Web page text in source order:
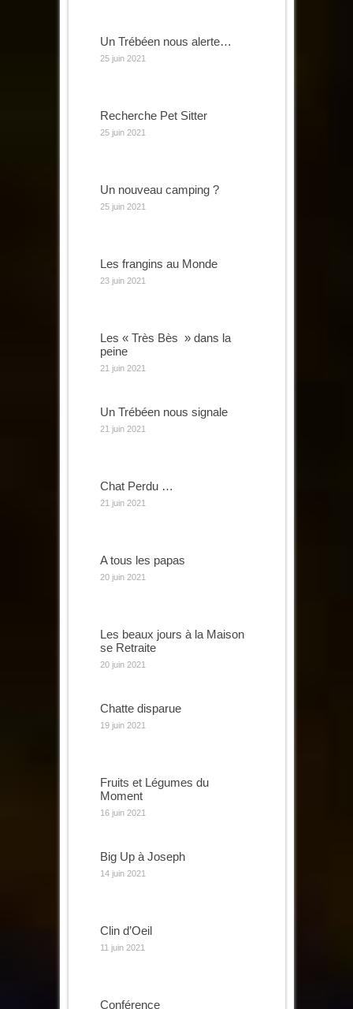
Un Trébéen nous alerte…
25 juin 2021
Recherche Pet Sitter
25 juin 2021
Un nouveau camping ?
25 juin 2021
Les frangins au Monde
23 juin 2021
Les « Très Bès » dans la
peine
21 juin 2021
Un Trébéen nous signale
21 juin 2021
Chat Perdu …
21 juin 2021
A tous les papas
20 juin 2021
Les beaux jours à la Maison
se Retraite
20 juin 2021
Chatte disparue
19 juin 2021
Fruits et Légumes du
Moment
16 juin 2021
Big Up à Joseph
14 juin 2021
Clin d’Oeil
11 juin 2021
Conférence